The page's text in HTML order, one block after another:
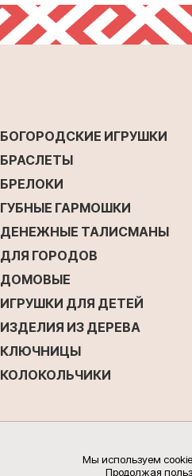
Мы используем
Продолжая
БОГОРОДСКИЕ ИГРУШКИ
БРАСЛЕТЫ
БРЕЛОКИ
ГУБНЫЕ ГАРМОШКИ
ДЕНЕЖНЫЕ ТАЛИСМАНЫ
ДЛЯ ГОРОДОВ
ДОМОВЫЕ
ИГРУШКИ ДЛЯ ДЕТЕЙ
ИЗДЕЛИЯ ИЗ ДЕРЕВА
КЛЮЧНИЦЫ
КОЛОКОЛЬЧИКИ